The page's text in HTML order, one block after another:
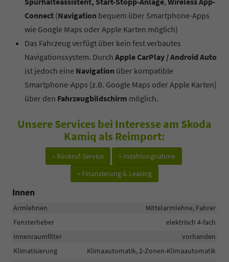
Connect (Navigation bequem über Smartphone-Apps
wie Google Maps oder Apple Karten möglich)
Das Fahrzeug verfügt über kein fest verbautes
Navigationssystem. Durch Apple CarPlay / Android Auto
ist jedoch eine Navigation über kompatible
Smartphone-Apps (z.B. Google Maps oder Apple Karten)
über den Fahrzeugbildschirm möglich.
Unsere Services bei Interesse am Skoda
Kamiq als Reimport:
» Rückruf-Service
» Inzahlungnahme
» Finanzierung & Leasing
Innen
Armlehnen
Mittelarmlehne, Fahrer
Fensterheber
elektrisch 4-fach
Innenraumfilter
vorhanden
Klimatisierung
Klimaautomatik, 2-Zonen-Klimaautomatik